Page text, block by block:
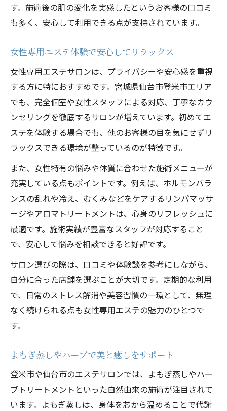
す。施術後の肌の変化を実感したというお客様の口コミ
も多く、安心して利用できる点が支持されています。
女性専用エステ体験で安心してリラックス
女性専用エステサロンは、プライバシーや安心感を重視
する方に特におすすめです。宮城県仙台市登米市エリア
でも、完全個室や女性スタッフによる対応、丁寧なカウ
ンセリングを徹底するサロンが増えています。初めてエ
ステを体験する場合でも、他のお客様の目を気にせずリ
ラックスできる環境が整っているのが特徴です。
また、女性特有の悩みや体質に合わせた施術メニューが
充実している点もポイントです。例えば、ホルモンバラ
ンスの乱れや冷え、むくみなどをケアするリンパマッサ
ージやアロマトリートメントは、心身のリフレッシュに
最適です。施術実績が豊富なスタッフが対応すること
で、安心して悩みを相談できると好評です。
サロン選びの際は、口コミや体験談を参考にしながら、
自分に合った店舗を選ぶことが大切です。定期的な利用
で、日常のストレス解消や美容習慣の一環として、無理
なく続けられる点も女性専用エステの魅力のひとつで
す。
よもぎ蒸しやハーブで美と癒しをサポート
登米市や仙台市のエステサロンでは、よもぎ蒸しやハー
ブトリートメントといった自然由来の施術が注目されて
います。よもぎ蒸しは、身体を芯から温めることで代謝